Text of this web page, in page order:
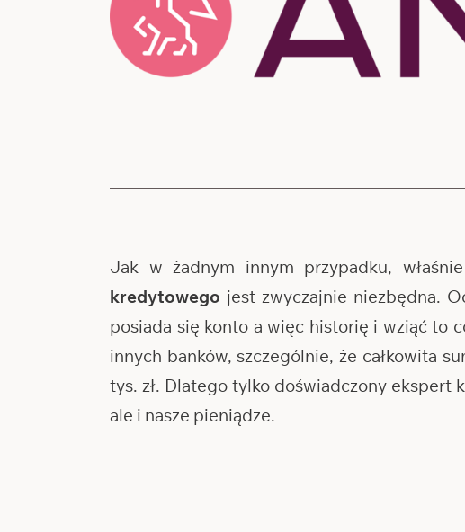
Jak w żadnym innym przypadku,
kredytowego jest zwyczajnie niezbędna.
posiada się konto a więc historię i wziąć to
innych banków, szczególnie, że całkowita
tys. zł. Dlatego tylko doświadczony ekspert
ale i nasze pieniądze.